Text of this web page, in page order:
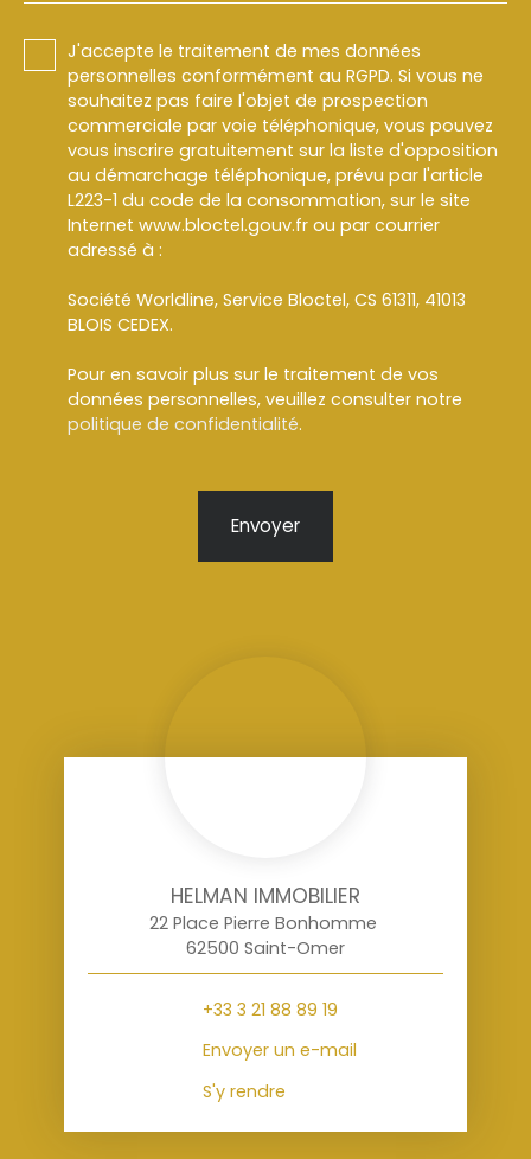
J'accepte le traitement de mes données
personnelles conformément au RGPD. Si vous ne
souhaitez pas faire l'objet de prospection
commerciale par voie téléphonique, vous pouvez
vous inscrire gratuitement sur la liste d'opposition
au démarchage téléphonique, prévu par l'article
L223-1 du code de la consommation, sur le site
Internet www.bloctel.gouv.fr ou par courrier
adressé à :
Société Worldline, Service Bloctel, CS 61311, 41013
BLOIS CEDEX.
Pour en savoir plus sur le traitement de vos
données personnelles, veuillez consulter notre
politique de confidentialité.
Envoyer
HELMAN IMMOBILIER
22 Place Pierre Bonhomme
62500 Saint-Omer
+33 3 21 88 89 19
Envoyer un e-mail
S'y rendre